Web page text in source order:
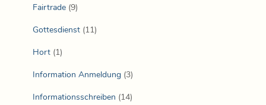
Fairtrade (9)
Gottesdienst (11)
Hort (1)
Information Anmeldung (3)
Informationsschreiben (14)